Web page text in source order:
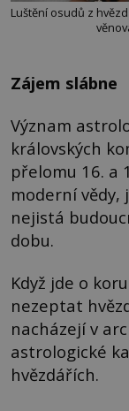
Luštění osudů z
Zájem slábne
Význam
královských
přelomu 16. a
moderní vědy,
nejistá
dobu.
Když jde o
nezeptat
nacházejí v
astrologické
hvězdářích.